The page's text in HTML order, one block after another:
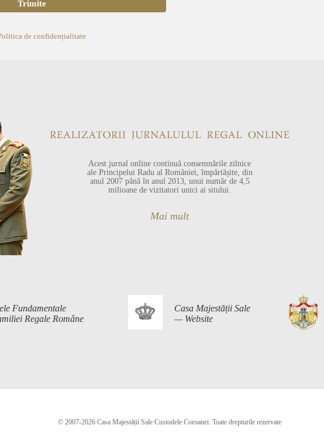
de confidențialitate
Acest jurnal online continuă consemnările zilnice
ale Principelui Radu al României, împărtășite, din
anul 2007 până în anul 2013, unui număr de 4,5
milioane de vizitatori unici ai sitului.
Mai mult
Fundamentale
Regale Române
Casa Majestății Sale
— Website
© 2007-2026 Casa Majestății Sale Custodele Coroanei. Toate drepturile rezervate